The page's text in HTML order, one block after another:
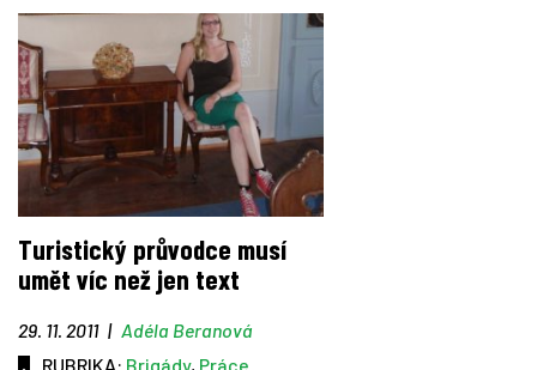
Turistický průvodce musí
umět víc než jen text
29. 11. 2011 | Adéla Beranová
RUBRIKA: Brigády, Práce